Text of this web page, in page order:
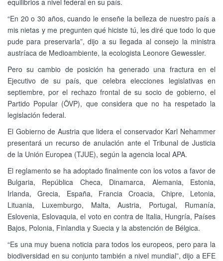
equilibrios a nivel federal en su país.
“En 20 o 30 años, cuando le enseñe la belleza de nuestro país a
mis nietas y me pregunten qué hiciste tú, les diré que todo lo que
pude para preservarla”, dijo a su llegada al consejo la ministra
austríaca de Medioambiente, la ecologista Leonore Gewessler.
Pero su cambio de posición ha generado una fractura en el
Ejecutivo de su país, que celebra elecciones legislativas en
septiembre, por el rechazo frontal de su socio de gobierno, el
Partido Popular (ÖVP), que considera que no ha respetado la
legislación federal.
El Gobierno de Austria que lidera el conservador Karl Nehammer
presentará un recurso de anulación ante el Tribunal de Justicia
de la Unión Europea (TJUE), según la agencia local APA.
El reglamento se ha adoptado finalmente con los votos a favor de
Bulgaria, República Checa, Dinamarca, Alemania, Estonia,
Irlanda, Grecia, España, Francia Croacia, Chipre, Letonia,
Lituania, Luxemburgo, Malta, Austria, Portugal, Rumanía,
Eslovenia, Eslovaquia, el voto en contra de Italia, Hungría, Países
Bajos, Polonia, Finlandia y Suecia y la abstención de Bélgica.
“Es una muy buena noticia para todos los europeos, pero para la
biodiversidad en su conjunto también a nivel mundial”, dijo a EFE